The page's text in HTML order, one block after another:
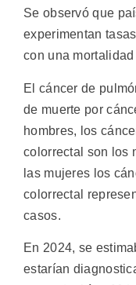
Se observó que
experimentan
con una
El cáncer de
de muerte por
hombres, los
colorrectal son los
las mujeres los
colorrectal
casos.
En 2024, se
estarían